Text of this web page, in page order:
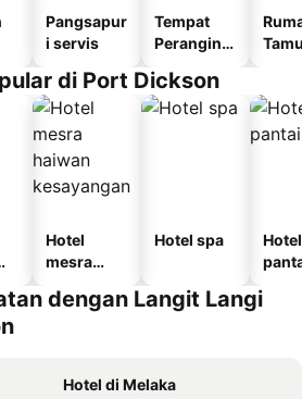
Pangsapur
i servis
Tempat
Perangina
di Port Dickson
Hotel
mesra
kesayanga
Hotel spa
Hotel
dengan Langit Langi
Hotel di Melaka